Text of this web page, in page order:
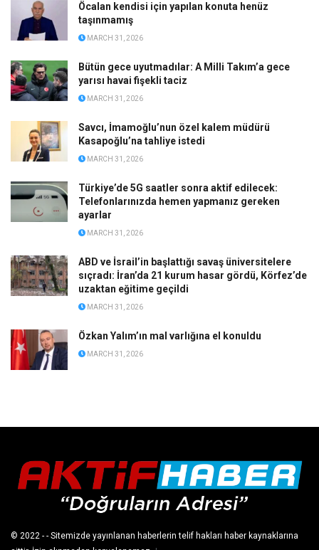
Öcalan kendisi için yapılan konuta henüz
taşınmamış
MARCH 31, 2026
Bütün gece uyutmadılar: A Milli Takım’a gece
yarısı havai fişekli taciz
MARCH 31, 2026
Savcı, İmamoğlu’nun özel kalem müdürü
Kasapoğlu’na tahliye istedi
MARCH 31, 2026
Türkiye’de 5G saatler sonra aktif edilecek:
Telefonlarınızda hemen yapmanız gereken
ayarlar
MARCH 31, 2026
ABD ve İsrail’in başlattığı savaş üniversitelere
sıçradı: İran’da 21 kurum hasar gördü, Körfez’de
uzaktan eğitime geçildi
MARCH 31, 2026
Özkan Yalım’ın mal varlığına el konuldu
MARCH 31, 2026
© 2022 - - Sitemizde yayınlanan haberlerin telif hakları haber kaynaklarına